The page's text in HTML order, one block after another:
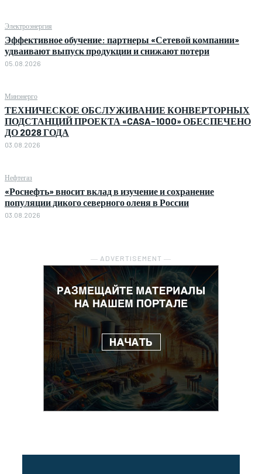
Электроэнергия
Эффективное обучение: партнеры «Сетевой компании»
удваивают выпуск продукции и снижают потери
05.08.2026
Минэнерго
ТЕХНИЧЕСКОЕ ОБСЛУЖИВАНИЕ КОНВЕРТОРНЫХ
ПОДСТАНЦИЙ ПРОЕКТА «CASA-1000» ОБЕСПЕЧЕНО
ДО 2028 ГОДА
03.08.2026
Нефтегаз
«Роснефть» вносит вклад в изучение и сохранение
популяции дикого северного оленя в России
03.08.2026
― ADVERTISEMENT ―